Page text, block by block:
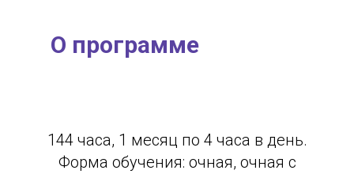
О программе
144 часа, 1 месяц по 4 часа в день.
Форма обучения: очная, очная с